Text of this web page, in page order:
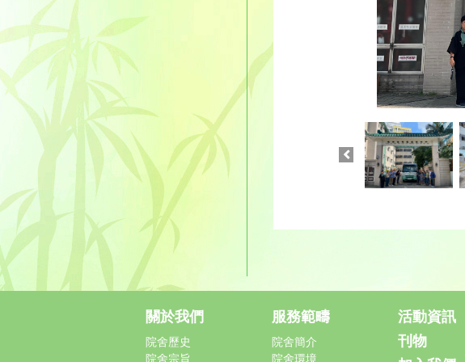
關於我們
院舍歷史
院舍宗旨
服務範疇
院舍簡介
院舍環境
活動資訊
刊物